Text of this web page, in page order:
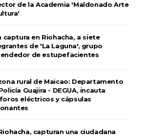
de la Academia 'Maldonado Arte
captura en Riohacha, a siete
de 'La Laguna', grupo
de estupefacientes
rural de Maicao: Departamento
Guajira - DEGUA, incauta
eléctricos y cápsulas
capturan una ciudadana